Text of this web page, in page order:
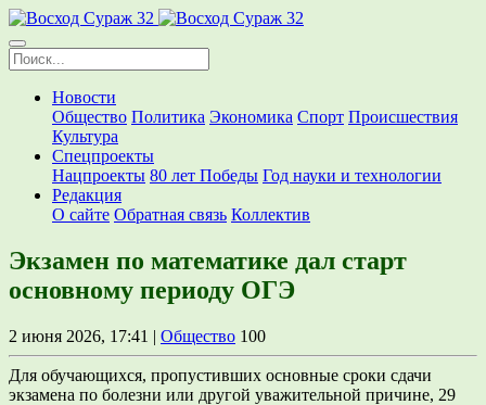
Новости
Общество Политика Экономика Спорт Происшествия
Культура
Спецпроекты
Нацпроекты 80 лет Победы Год науки и технологии
Редакция
О сайте Обратная связь Коллектив
Экзамен по математике дал старт
основному периоду ОГЭ
2 июня 2026, 17:41 | Общество 100
Для обучающихся, пропустивших основные сроки сдачи
экзамена по болезни или другой уважительной причине, 29